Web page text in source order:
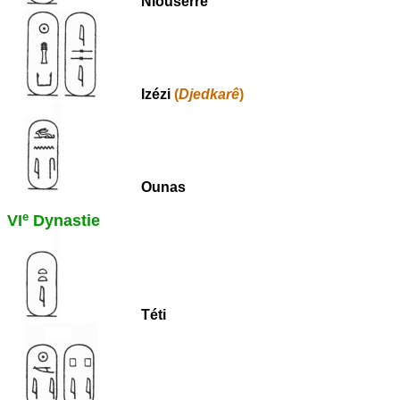
Izézi (Djedkarê)
Ounas
VIe Dynastie
Téti